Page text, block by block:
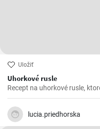
Uložiť
Uhorkové rusle
Recept na uhorkové rusle,
lucia.priedhorska